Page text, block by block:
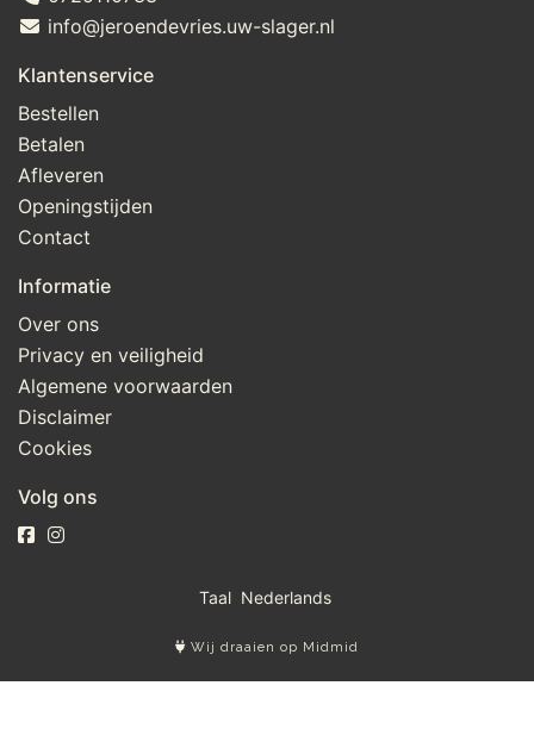
info@jeroendevries.uw-slager.nl
Klantenservice
Bestellen
Betalen
Afleveren
Openingstijden
Contact
Informatie
Over ons
Privacy en veiligheid
Algemene voorwaarden
Disclaimer
Cookies
Volg ons
Taal
Wij draaien op Midmid